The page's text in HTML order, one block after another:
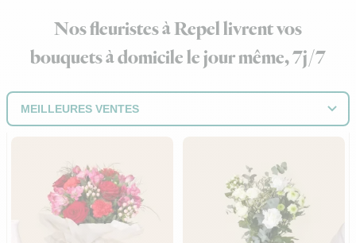
Nos fleuristes à Repel livrent vos
bouquets à domicile le jour même, 7j/7